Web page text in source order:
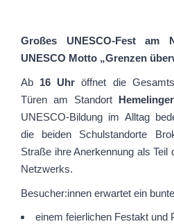
Großes UNESCO-Fest am
UNESCO Motto „Grenzen
Ab 16 Uhr öffnet die
Türen am Standort
UNESCO-Bildung im Alltag
die beiden Schulstandorte
Straße ihre Anerkennung als
Netzwerks.
Besucher:innen erwartet ein
einem feierlichen Festakt und